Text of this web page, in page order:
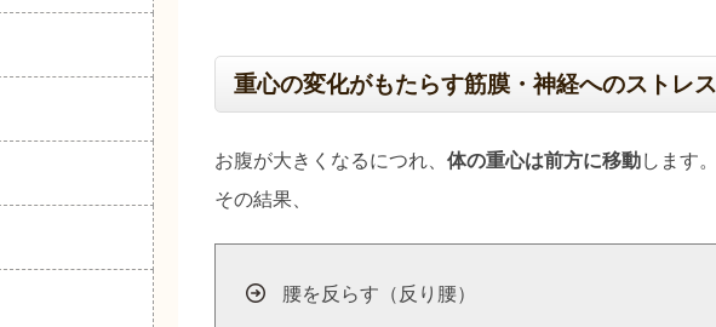
重心の変化がもたらす筋膜・神経へのストレ
お腹が大きくなるにつれ、体の重心は前方に移動します
その結果、
腰を反らす（反り腰）